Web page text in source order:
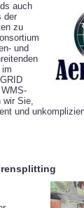
auch
der
zu
und
wir Sie,
und